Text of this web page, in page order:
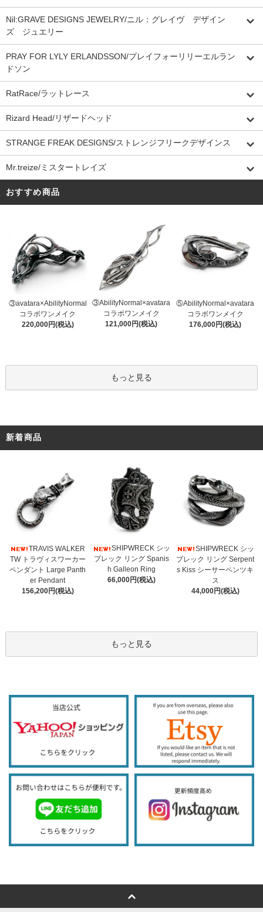
Nil:GRAVE DESIGNS JEWELRY/ニル：グレイヴ デザイン
ズ ジュエリー
PRAY FOR LYLY ERLANDSSON/プレイフォーリリーエルラン
ドソン
RatRace/ラットレース
Rizard Head/リザードヘッド
STRANGE FREAK DESIGNS/ストレンジフリークデザインス
Mr.treize/ミスタートレイズ
おすすめ商品
③avatara×AbilityNormal
コラボワンメイク
220,000円(税込)
③AbilityNormal×avatara
コラボワンメイク
121,000円(税込)
⑤AbilityNormal×avatara
コラボワンメイク
176,000円(税込)
もっと見る
新着商品
TRAVIS WALKER
TW トラヴィスワーカー
ペンダント Large Panth
er Pendant
156,200円(税込)
SHIPWRECK シッ
プレック リング Spanis
h Galleon Ring
66,000円(税込)
SHIPWRECK シッ
プレック リング Serpent
s Kiss シーサーペンツキ
ス
44,000円(税込)
もっと見る